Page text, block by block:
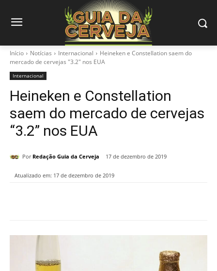
Início Notícias Internacional
Heineken e Constellation saem do
mercado de cervejas "3.2" nos EUA
Internacional
Heineken e Constellation
saem do mercado de cervejas
“3.2” nos EUA
Por Redação Guia da Cerveja 17 de dezembro de 2019
Atualizado em: 17 de dezembro de 2019